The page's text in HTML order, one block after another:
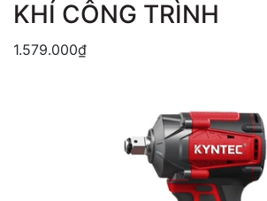
KHÍ CÔNG TRÌNH
1.579.000₫